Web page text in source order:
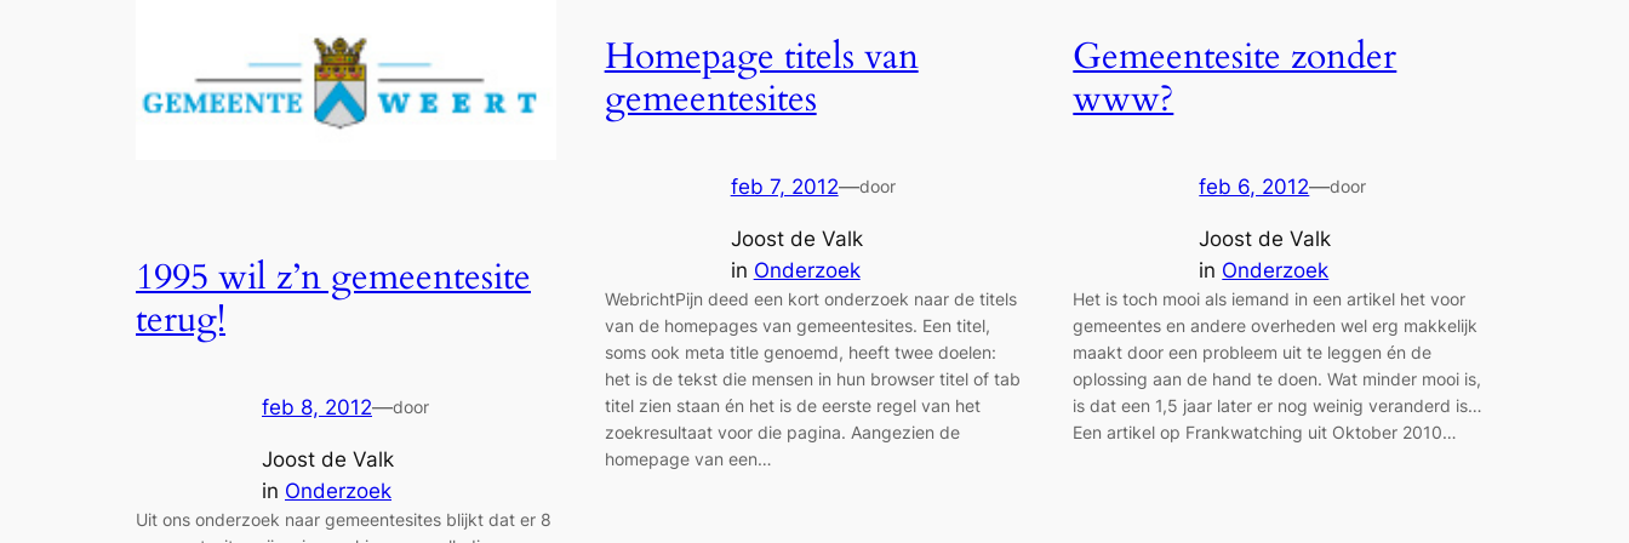
1995 wil z’n gemeentesite
terug!
feb 8, 2012—door
Joost de Valk
in Onderzoek
Uit ons onderzoek naar gemeentesites blijkt dat er 8
Homepage titels van
gemeentesites
feb 7, 2012—door
Joost de Valk
in Onderzoek
WebrichtPijn deed een kort onderzoek naar de titels
van de homepages van gemeentesites. Een titel,
soms ook meta title genoemd, heeft twee doelen:
het is de tekst die mensen in hun browser titel of tab
titel zien staan én het is de eerste regel van het
zoekresultaat voor die pagina. Aangezien de
homepage van een…
Gemeentesite zonder
www?
feb 6, 2012—door
Joost de Valk
in Onderzoek
Het is toch mooi als iemand in een artikel het voor
gemeentes en andere overheden wel erg makkelijk
maakt door een probleem uit te leggen én de
oplossing aan de hand te doen. Wat minder mooi is,
is dat een 1,5 jaar later er nog weinig veranderd is…
Een artikel op Frankwatching uit Oktober 2010…